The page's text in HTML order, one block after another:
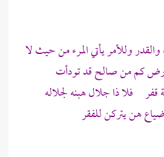
وللأمر يأتي المرء من حيث لا
كم من صالح قد تودأت
قفر فلا ذا جلال هبنه لجلاله
هن يتركن للفقر